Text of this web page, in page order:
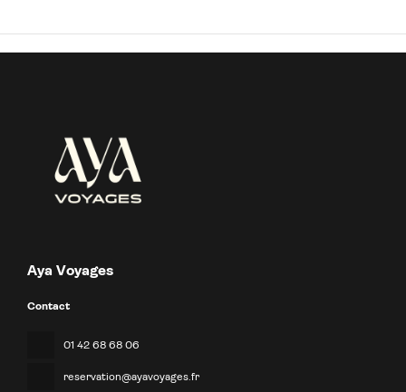
Aya Voyages
Contact
01 42 68 68 06
reservation@ayavoyages.fr